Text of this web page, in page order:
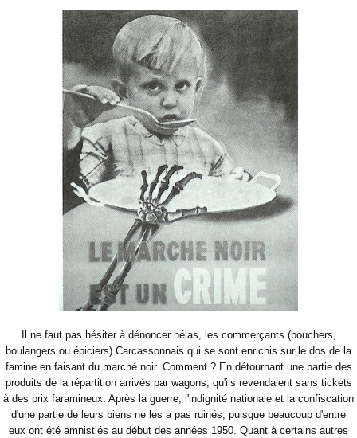
Il ne faut pas hésiter à dénoncer hélas, les commerçants (bouchers,
boulangers ou épiciers) Carcassonnais qui se sont enrichis sur le dos de la
famine en faisant du marché noir. Comment ? En détournant une partie des
produits de la répartition arrivés par wagons, qu'ils revendaient sans tickets
à des prix faramineux. Après la guerre, l'indignité nationale et la confiscation
d'une partie de leurs biens ne les a pas ruinés, puisque beaucoup d'entre
eux ont été amnistiés au début des années 1950. Quant à certains autres